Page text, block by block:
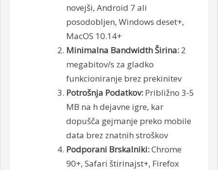
novejši, Android 7 ali
posodobljen, Windows deset+,
MacOS 10.14+
Minimalna Bandwidth Širina:2
megabitov/s za gladko
funkcioniranje brez prekinitev
Potrošnja Podatkov:Približno 3-5
MB na h dejavne igre, kar
dopušča gejmanje preko mobile
data brez znatnih stroškov
Podporani Brskalniki:Chrome
90+, Safari štirinajst+, Firefox